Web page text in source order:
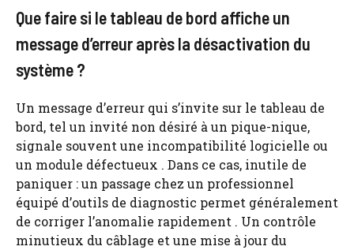
Que faire si le tableau de bord affiche un
message d’erreur après la désactivation du
système ?
Un message d’erreur qui s’invite sur le tableau de
bord, tel un invité non désiré à un pique-nique,
signale souvent une incompatibilité logicielle ou
un module défectueux . Dans ce cas, inutile de
paniquer : un passage chez un professionnel
équipé d’outils de diagnostic permet généralement
de corriger l’anomalie rapidement . Un contrôle
minutieux du câblage et une mise à jour du